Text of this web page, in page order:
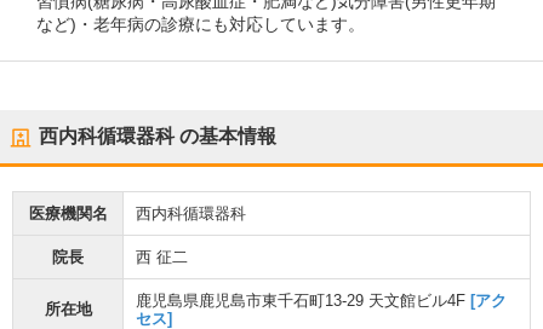
など)・老年病の診療にも対応しています。
西内科循環器科の基本情報
医療機関名 西内科循環器科
院長 西 征二
所在地 鹿児島県鹿児島市東千石町13-29 天文館ビル4F [アク
セス]